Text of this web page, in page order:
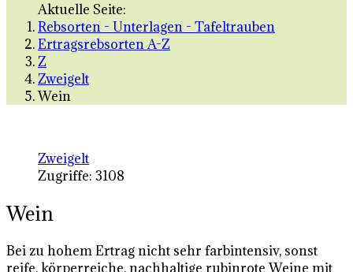
Aktuelle Seite:
Rebsorten - Unterlagen - Tafeltrauben
Ertragsrebsorten A-Z
Z
Zweigelt
Wein
Zweigelt
Zugriffe: 3108
Wein
Bei zu hohem Ertrag nicht sehr farbintensiv, sonst
reife, körperreiche, nachhaltige rubinrote Weine mit